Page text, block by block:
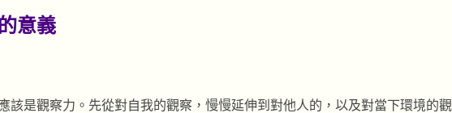
意義
該是觀察力。先從對自我的觀察，慢慢延伸到對他人的，以及對當下環境的觀